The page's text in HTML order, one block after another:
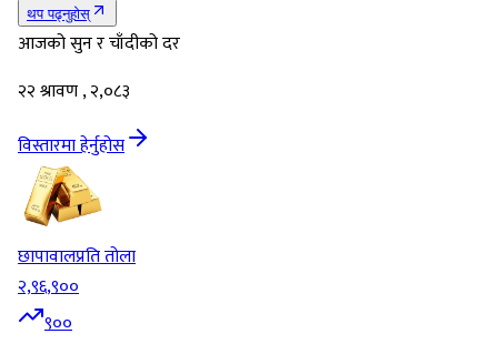
थप पढ्नुहोस्
आजको सुन र चाँदीको दर
२२ श्रावण , २,०८३
विस्तारमा हेर्नुहोस
छापावालप्रति तोला
२,९६,९००
९००